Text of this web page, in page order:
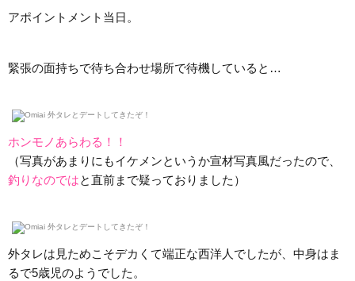
アポイントメント当日。
緊張の面持ちで待ち合わせ場所で待機していると…
ホンモノあらわる！！
（写真があまりにもイケメンというか宣材写真風だったので、
釣りなのではと直前まで疑っておりました）
外タレは見ためこそデカくて端正な西洋人でしたが、中身はま
るで5歳児のようでした。